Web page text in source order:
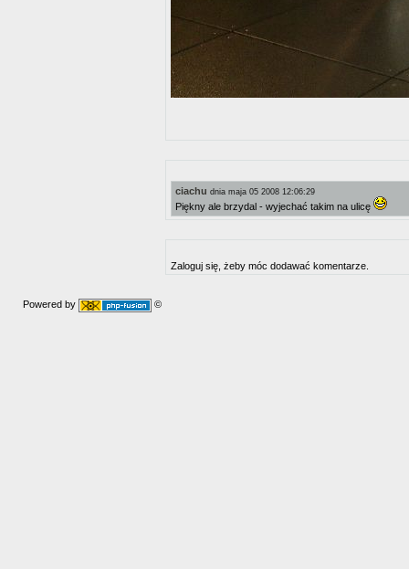
ciachu dnia maja 05 2008 12:06:29
Piękny ale brzydal - wyjechać takim na ulicę
Zaloguj się, żeby móc dodawać komentarze.
Powered by ©